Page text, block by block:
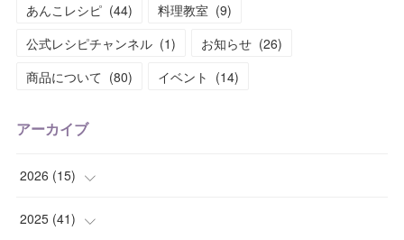
あんこレシピ (44) 料理教室 (9)
公式レシピチャンネル (1) お知らせ (26)
商品について (80) イベント (14)
アーカイブ
2026 (15)
(1)
2025 (41)